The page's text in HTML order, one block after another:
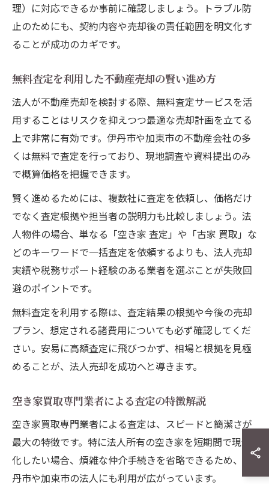
理）に対応できるか事前に確認しましょう。トラブル防
止のためにも、契約内容や売却後の責任範囲を明文化す
ることが成功のカギです。
無料査定を利用した不動産売却の賢い進め方
法人が不動産売却を検討する際、無料査定サービスを活
用することはリスクを抑えつつ最適な売却計画を立てる
上で非常に有効です。伊丹市や加東市の不動産会社の多
くは無料で査定を行っており、現地調査や資料提出のみ
で概算価格を把握できます。
賢く進めるためには、複数社に査定を依頼し、価格だけ
でなく査定根拠や担当者の説明力も比較しましょう。法
人物件の場合、単なる「空き家 査定」や「古家 買取」な
どのキーワードで一括査定を依頼するよりも、法人売却
実績や税務サポート経験のある業者を選ぶことが失敗回
避のポイントです。
無料査定を利用する際は、査定結果の根拠や今後の売却
プラン、想定される諸費用についても必ず確認してくだ
さい。安易に高額査定に飛びつかず、相場と根拠を見極
めることが、法人売却を成功へと導きます。
空き家買取専門業者による査定の特徴解説
空き家買取専門業者による査定は、スピードと簡潔さが
最大の特徴です。特に法人所有の空き家を短期間で現金
化したい場合、煩雑な仲介手続きを省略できるため、伊
丹市や加東市の法人にも利用が広がっています。